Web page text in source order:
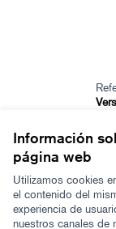
Información
página web
Utilizamos cookies
el contenido del
experiencia de
nuestros canales de
Términos y
Configuración de
Zeugaz en X
(Enlace externo)
Zeugaz en
(Enlace externo)
Zeugaz
(Enlace
Castellano